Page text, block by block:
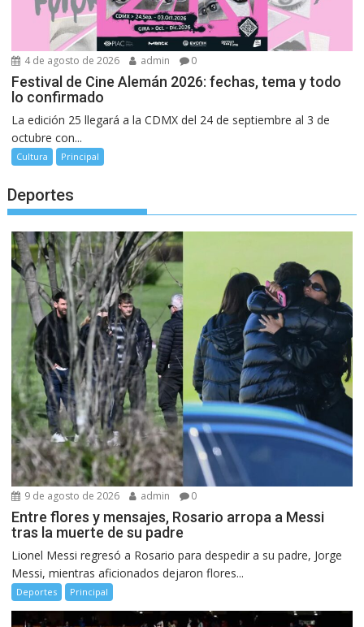
4 de agosto de 2026 admin 0
Festival de Cine Alemán 2026: fechas, tema y todo
lo confirmado
La edición 25 llegará a la CDMX del 24 de septiembre al 3 de
octubre con...
Cultura Principal
Deportes
9 de agosto de 2026 admin 0
Entre flores y mensajes, Rosario arropa a Messi
tras la muerte de su padre
Lionel Messi regresó a Rosario para despedir a su padre, Jorge
Messi, mientras aficionados dejaron flores...
Deportes Principal